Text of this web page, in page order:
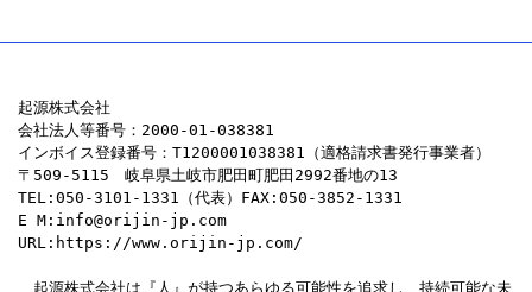
ー
ジ
送
起源株式会社
会社法人等番号：2000-01-038381
インボイス登録番号：T1200001038381（適格請求書発行事業者）
〒509-5115　岐阜県土岐市肥田町肥田2992番地の13
TEL:050-3101-1331（代表）FAX:050-3852-1331
E M:info@orijin-jp.com
URL:https://www.orijin-jp.com/
起源株式会社は『人』が持つあらゆる可能性を追求し、持続可能な未